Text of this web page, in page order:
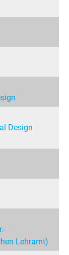
Design
Lehramt)